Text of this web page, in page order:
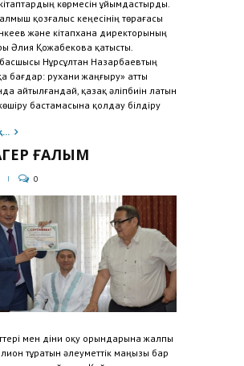
көрмесін ұйымдастырды.
қозғалыс кеңесінің төрағасы
және кітапхана директорының
Әлия Қо­жабекова қатыс­ты.
Нұрсұлтан Назарбаевтың
бағдар: рухани жаңғыру» атты
айтылғандай, қазақ әліпбиін латын
бастамасына қолдау білдіру
ҒАЛЫМ
0
мен діни оқу орындарына жалпы
тұратын әлеуметтік маңызы бар